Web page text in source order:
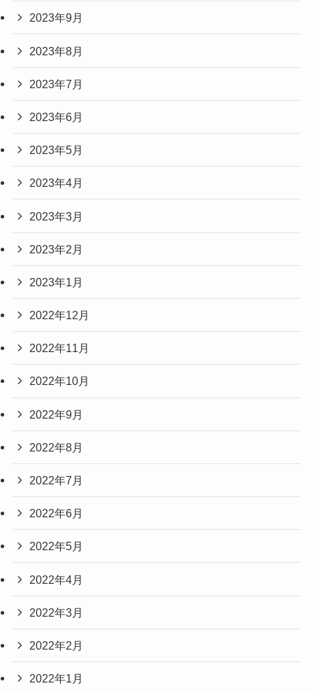
2023年9月
2023年8月
2023年7月
2023年6月
2023年5月
2023年4月
2023年3月
2023年2月
2023年1月
2022年12月
2022年11月
2022年10月
2022年9月
2022年8月
2022年7月
2022年6月
2022年5月
2022年4月
2022年3月
2022年2月
2022年1月